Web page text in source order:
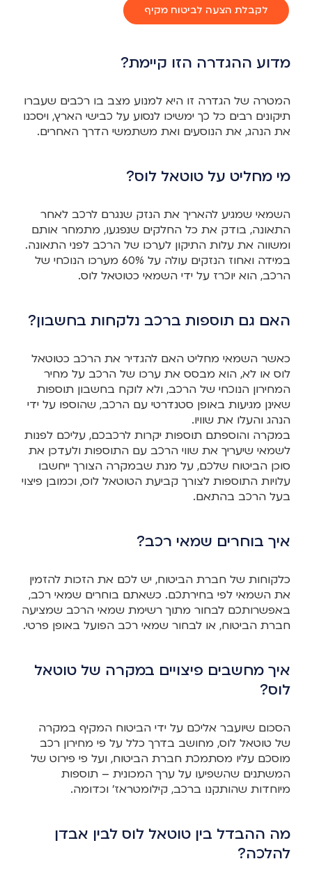
לקבלת הצעה לביטוח מקיף
מדוע ההגדרה הזו קיימת?
המטרה של הגדרה זו היא למנוע מצב בו רכבים שעברו
תיקונים רבים כל כך ימשיכו לנסוע על כבישי הארץ, ויסכנו
את הנהג, את הנוסעים ואת משתמשי הדרך האחרים.
מי מחליט על טוטאל לוס?
השמאי שמגיע להאריך את הנזק שנגרם לרכב לאחר
התאונה, בודק את כל החלקים שנפגעו, מתמחר אותם
ומשווה את עלות התיקון לערכו של הרכב לפני התאונה.
במידה ואחוז הנזקים עולה על 60% מערכו הנוכחי של
הרכב, הוא יוכרז על ידי השמאי כטוטאל לוס.
האם גם תוספות ברכב נלקחות בחשבון?
כאשר השמאי מחליט האם להגדיר את הרכב כטוטאל
לוס או לא, הוא מבסס את ערכו של הרכב על מחיר
המחירון הנוכחי של הרכב, ולא לוקח בחשבון תוספות
שאינן מגיעות באופן סטנדרטי עם הרכב, שהוספו על ידי
הנהג והעלו את שוויו.
במקרה והוספתם תוספות יקרות לרכבכם, עליכם לפנות
לשמאי שיעריך את שווי הרכב עם התוספות ולעדכן את
סוכן הביטוח שלכם, על מנת שבמקרה הצורך ייחשבו
עלויות התוספות לצורך קביעת הטוטאל לוס, וכמובן פיצוי
בעל הרכב בהתאם.
איך בוחרים שמאי רכב?
כלקוחות של חברת הביטוח, יש לכם את הזכות להזמין
את השמאי לפי בחירתכם. כשאתם בוחרים שמאי רכב,
באפשרותכם לבחור מתוך רשימת שמאי הרכב שמציעה
חברת הביטוח, או לבחור שמאי רכב הפועל באופן פרטי.
איך מחשבים פיצויים במקרה של טוטאל
לוס?
הסכום שיועבר אליכם על ידי הביטוח המקיף במקרה
של טוטאל לוס, מחושב בדרך כלל על פי מחירון רכב
מוסכם עליו מסתמכת חברת הביטוח, ועל פי פירוט של
המשתנים שהשפיעו על ערך המכונית – תוספות
מיוחדות שהותקנו ברכב, קילומטראז' וכדומה.
מה ההבדל בין טוטאל לוס לבין אבדן
להלכה?